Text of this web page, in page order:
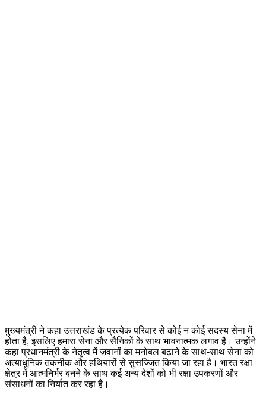
मुख्यमंत्री ने कहा उत्तराखंड के प्रत्येक परिवार से कोई न कोई सदस्य सेना में
होता है, इसलिए हमारा सेना और सैनिकों के साथ भावनात्मक लगाव है। उन्होंने
कहा प्रधानमंत्री के नेतृत्व में जवानों का मनोबल बढ़ाने के साथ-साथ सेना को
अत्याधुनिक तकनीक और हथियारों से सुसज्जित किया जा रहा है। भारत रक्षा
क्षेत्र में आत्मनिर्भर बनने के साथ कई अन्य देशों को भी रक्षा उपकरणों और
संसाधनों का निर्यात कर रहा है।